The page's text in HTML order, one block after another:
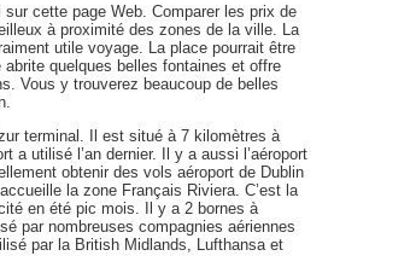
cette page Web. Comparer les prix de
à proximité des zones de la ville. La
utile voyage. La place pourrait être
quelques belles fontaines et offre
Vous y trouverez beaucoup de belles
terminal. Il est situé à 7 kilomètres à
a utilisé l’an dernier. Il y a aussi l’aéroport
obtenir des vols aéroport de Dublin
la zone Français Riviera. C’est la
en été pic mois. Il y a 2 bornes à
par nombreuses compagnies aériennes
par la British Midlands, Lufthansa et